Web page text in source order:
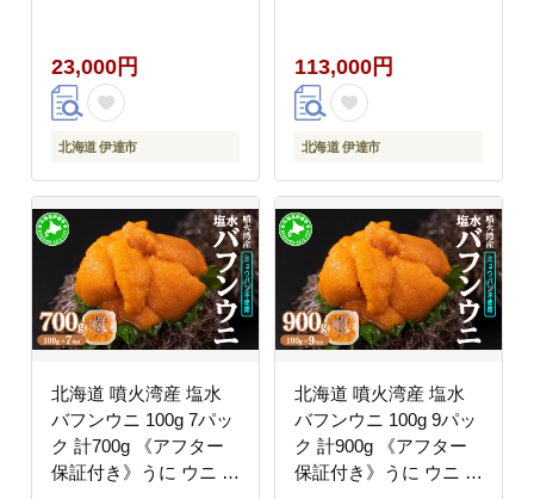
23,000円
北海道 伊達市
添加 産地直送 お取り寄
せ 山村水産 送料無料
113,000円
北海道 伊達市
北海道 噴火湾産 塩水
バフンウニ 100g 7パッ
ク 計700g 《アフター
保証付き》うに ウニ 雲
北海道 噴火湾産 塩水
バフンウニ 100g 9パッ
ク 計900g 《アフター
保証付き》うに ウニ 雲